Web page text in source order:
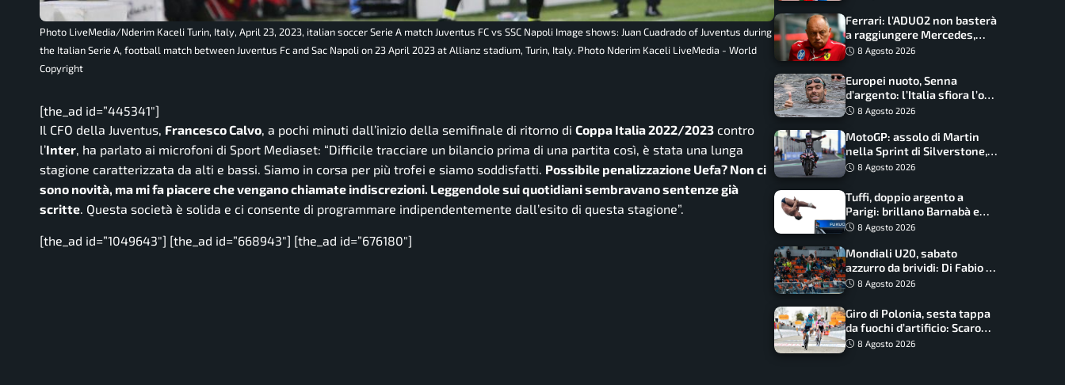
Photo LiveMedia/Nderim Kaceli Turin, Italy, April 23, 2023, italian soccer Serie A match Juventus FC vs SSC Napoli Image shows: Juan Cuadrado of Juventus during
the Italian Serie A, football match between Juventus Fc and Sac Napoli on 23 April 2023 at Allianz stadium, Turin, Italy. Photo Nderim Kaceli LiveMedia - World
Copyright
[the_ad id=”445341″]
Il CFO della Juventus, Francesco Calvo, a pochi minuti dall’inizio della semifinale di ritorno di Coppa Italia 2022/2023 contro
l’Inter, ha parlato ai microfoni di Sport Mediaset: “Difficile tracciare un bilancio prima di una partita così, è stata una lunga
stagione caratterizzata da alti e bassi. Siamo in corsa per più trofei e siamo soddisfatti. Possibile penalizzazione Uefa? Non ci
sono novità, ma mi fa piacere che vengano chiamate indiscrezioni. Leggendole sui quotidiani sembravano sentenze già
scritte. Questa società è solida e ci consente di programmare indipendentemente dall’esito di questa stagione”.
[the_ad id=”1049643″] [the_ad id=”668943″] [the_ad id=”676180″]
Ferrari: l’ADUO2 non basterà
a raggiungere Mercedes,
novità per la Macarena
8 Agosto 2026
Europei nuoto, Senna
d’argento: l’Italia sfiora l’oro
nella staffetta, Paltrinieri
8 Agosto 2026
MotoGP: assolo di Martin
nella Sprint di Silverstone,
trionfo totale Aprilia
8 Agosto 2026
Tuffi, doppio argento a
Parigi: brillano Barnabà e
Cosetti
8 Agosto 2026
Mondiali U20, sabato
azzurro da brividi: Di Fabio e
Inzoli sognano le medaglie,
8 Agosto 2026
Giro di Polonia, sesta tappa
da fuochi d’artificio: Scaroni
può attaccare la maglia di
8 Agosto 2026